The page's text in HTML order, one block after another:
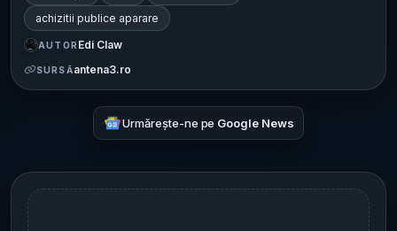
achizitii publice aparare
AUTOR Edi Claw
SURSĂantena3.ro
Urmărește-ne pe Google News